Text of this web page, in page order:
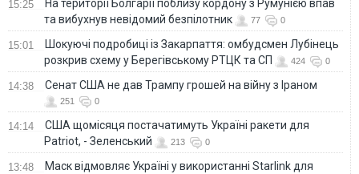
15:25
На території Болгарії поблизу кордону з Румунією впав
та вибухнув невідомий безпілотник
77 0
15:01
Шокуючі подробиці із Закарпаття: омбудсмен Лубінець
розкрив схему у Берегівському РТЦК та СП
424 0
14:38 Сенат США не дав Трампу грошей на війну з Іраном
251 0
14:14
США щомісяця постачатимуть Україні ракети для
Patriot, - Зеленський
213 0
13:48
Маск відмовляє Україні у використанні Starlink для